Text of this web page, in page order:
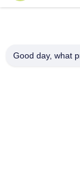
Good day, what